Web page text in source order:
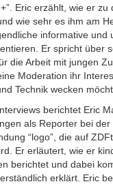
Eric erzählt, wie er zu
wie sehr es ihm am
informative und
Er spricht über
die Arbeit mit jungen
Moderation ihr
Technik wecken
berichtet Eric
als Reporter bei
“logo”, die auf
Er erläutert, wie er
berichtet und dabei
erklärt. Eric